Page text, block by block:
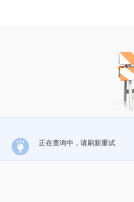
正在查询中，请刷新重试